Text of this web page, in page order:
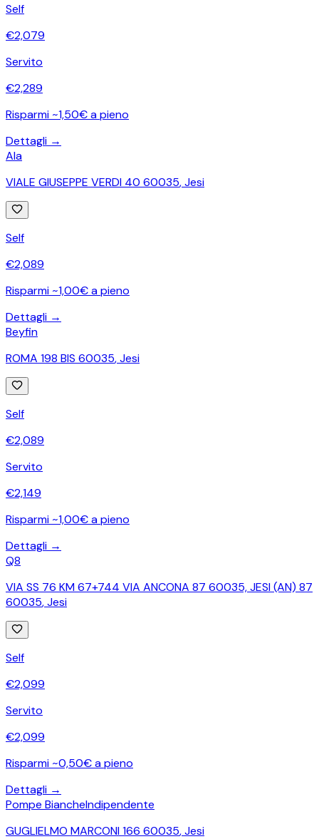
Self
€2,079
Servito
€2,289
Risparmi ~1,50€ a pieno
Dettagli →
Ala
VIALE GIUSEPPE VERDI 40 60035,Jesi
Self
€2,089
Risparmi ~1,00€ a pieno
Dettagli →
Beyfin
ROMA 198 BIS 60035,Jesi
Self
€2,089
Servito
€2,149
Risparmi ~1,00€ a pieno
Dettagli →
Q8
VIA SS 76 KM 67+744 VIA ANCONA 87 60035, JESI (AN) 87
60035,Jesi
Self
€2,099
Servito
€2,099
Risparmi ~0,50€ a pieno
Dettagli →
Pompe BiancheIndipendente
GUGLIELMO MARCONI 166 60035,Jesi